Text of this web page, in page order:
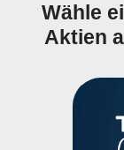
Wähle
Aktien